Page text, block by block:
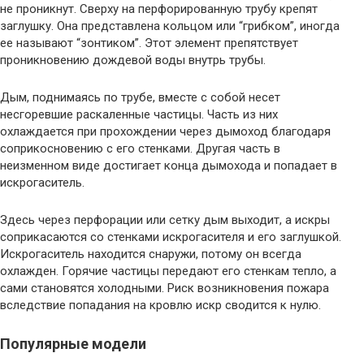
не проникнут. Сверху на перфорированную трубу крепят
заглушку. Она представлена кольцом или “грибком”, иногда
ее называют “зонтиком”. Этот элемент препятствует
проникновению дождевой воды внутрь трубы.
Дым, поднимаясь по трубе, вместе с собой несет
несгоревшие раскаленные частицы. Часть из них
охлаждается при прохождении через дымоход благодаря
соприкосновению с его стенками. Другая часть в
неизменном виде достигает конца дымохода и попадает в
искрогаситель.
Здесь через перфорации или сетку дым выходит, а искры
соприкасаются со стенками искрогасителя и его заглушкой.
Искрогаситель находится снаружи, потому он всегда
охлажден. Горячие частицы передают его стенкам тепло, а
сами становятся холодными. Риск возникновения пожара
вследствие попадания на кровлю искр сводится к нулю.
Популярные модели